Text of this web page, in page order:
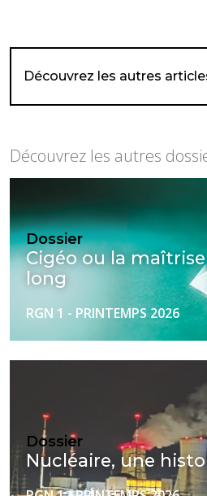
Découvrez les autres
Découvrez les autres
Dossier
Cigéo ou la
long
RGN 1 - PRINTEMPS 2026
Dossier
Nucléaire, une